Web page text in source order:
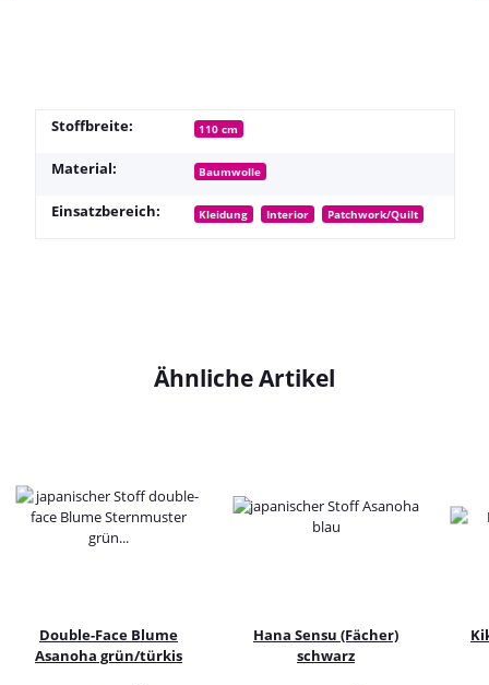
Stoffbreite: 110 cm
Material: Baumwolle
Einsatzbereich: Kleidung Interior Patchwork/Quilt
Ähnliche Artikel
Double-Face Blume
Asanoha grün/türkis
Hana Sensu (Fächer)
schwarz